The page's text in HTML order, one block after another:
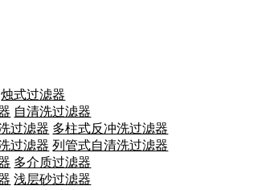
烛式过滤器
自清洗过滤器
多柱式反冲洗过滤器
列管式自清洗过滤器
多介质过滤器
浅层砂过滤器